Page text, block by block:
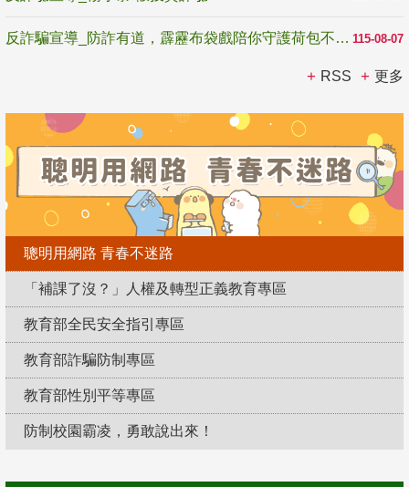
115-08-07
反詐騙宣導_防詐有道，霹靂布袋戲陪你守護荷包不受騙
RSS 更多
聰明用網路 青春不迷路
「補課了沒？」人權及轉型正義教育專區
教育部全民安全指引專區
教育部詐騙防制專區
教育部性別平等專區
防制校園霸凌，勇敢說出來！